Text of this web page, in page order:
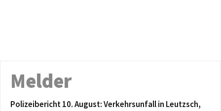
Melder
Polizeibericht 10. August: Verkehrsunfall in Leutzsch,